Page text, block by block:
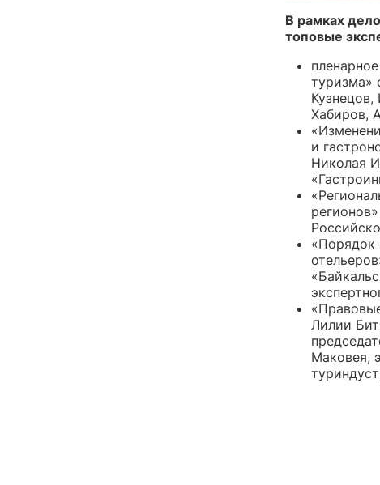
В рамках
топовые
туризма»
Хабиров,
и
Николая
«Порядок
Лилии
Маковея,